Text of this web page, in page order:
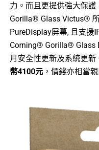
力。而且更提供強大保
Gorilla® Glass Victus®
PureDisplay屏幕, 且支援
Corning® Gorilla® Glass
月安全性更新及系統更新
幣4100元 ，價錢亦相當親